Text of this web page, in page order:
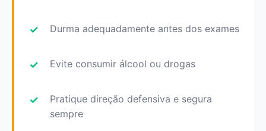
Durma adequadamente antes dos exames
Evite consumir álcool ou drogas
Pratique direção defensiva e segura
sempre